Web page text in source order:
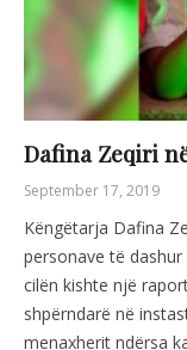
Dafina Zeqiri
September 17, 2019
Këngëtarja Dafina
personave të
cilën kishte një
shpërndarë në
menaxherit ndërsa